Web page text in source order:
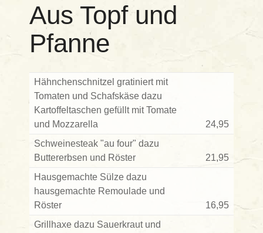
Aus Topf und
Pfanne
Hähnchenschnitzel gratiniert mit
Tomaten und Schafskäse dazu
Kartoffeltaschen gefüllt mit Tomate
und Mozzarella
24,95
Schweinesteak "au four" dazu
Buttererbsen und Röster
21,95
Hausgemachte Sülze dazu
hausgemachte Remoulade und
Röster
16,95
Grillhaxe dazu Sauerkraut und